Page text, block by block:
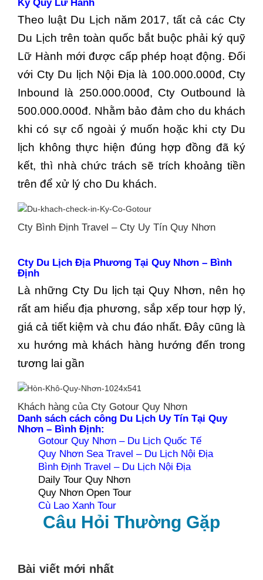
Ký Quỹ Lữ Hành
Theo luật Du Lịch năm 2017, tất cả các Cty
Du Lịch trên toàn quốc bắt buộc phải ký quỹ
Lữ Hành mới được cấp phép hoạt động. Đối
với Cty Du lịch Nội Địa là 100.000.000đ, Cty
Inbound là 250.000.000đ, Cty Outbound là
500.000.000đ. Nhằm bảo đảm cho du khách
khi có sự cố ngoài ý muốn hoặc khi cty Du
lịch không thực hiện đúng hợp đồng đã ký
kết, thì nhà chức trách sẽ trích khoảng tiền
trên để xử lý cho Du khách.
Cty Bình Định Travel – Cty Uy Tín Quy Nhơn
Cty Du Lịch Địa Phương Tại Quy Nhơn – Bình
Định
Là những Cty Du lịch tại Quy Nhơn, nên họ
rất am hiểu địa phương, sắp xếp tour hợp lý,
giá cả tiết kiệm và chu đáo nhất. Đây cũng là
xu hướng mà khách hàng hướng đến trong
tương lai gần
Khách hàng của Cty Gotour Quy Nhơn
Danh sách cách công Du Lịch Uy Tín Tại Quy
Nhơn – Bình Định:
Gotour Quy Nhơn – Du Lịch Quốc Tế
Quy Nhơn Sea Travel – Du Lịch Nội Địa
Bình Định Travel – Du Lịch Nội Địa
Daily Tour Quy Nhơn
Quy Nhơn Open Tour
Cù Lao Xanh Tour
Câu Hỏi Thường Gặp
Bài viết mới nhất